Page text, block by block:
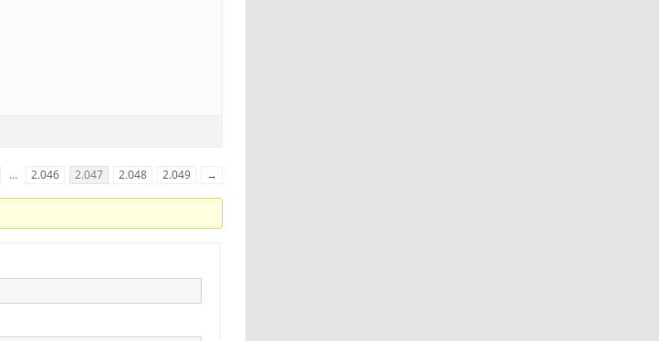
… 2.046 2.047 2.048 2.049 →